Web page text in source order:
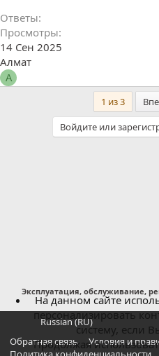
Ответы
Просмотры
14 Сен 2025
Алмат
А
1 из 3
Войдите или
Эксплуатация, обслуживание,
Russian (RU)
Обратная связь
Условия и
На данном сайте
персонализировать
систему, если
Продолжая